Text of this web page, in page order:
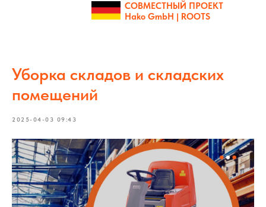
СОВМЕСТНЫЙ ПРОЕКТ
Hako GmbH | ROOTS
Уборка складов и складских
помещений
2025-04-03 09:43